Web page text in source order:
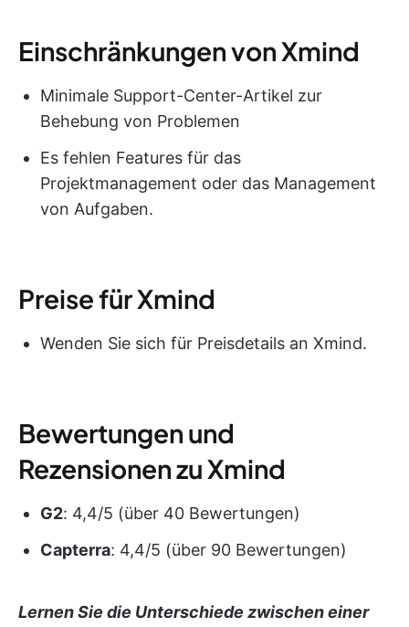
Einschränkungen von Xmind
Minimale Support-Center-Artikel zur
Behebung von Problemen
Es fehlen Features für das
Projektmanagement oder das Management
von Aufgaben.
Preise für Xmind
Wenden Sie sich für Preisdetails an Xmind.
Bewertungen und
Rezensionen zu Xmind
G2: 4,4/5 (über 40 Bewertungen)
Capterra: 4,4/5 (über 90 Bewertungen)
Lernen Sie die Unterschiede zwischen einer